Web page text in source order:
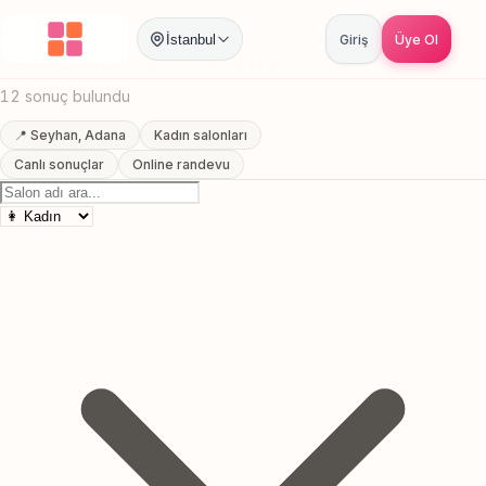
İstanbul Giriş Üye Ol
Anasayfa / Adana Seyhan Kas Sekillendirme
Seyhan, Adana Kas Sekillendirme
12 sonuç bulundu
📍 Seyhan, Adana
Kadın salonları
Canlı sonuçlar
Online randevu